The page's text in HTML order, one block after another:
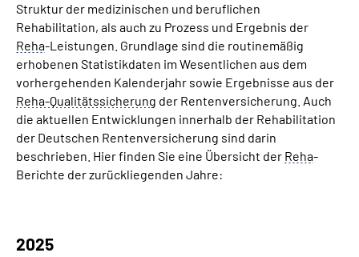
Language
Inhalte in Gebärdensprache (DGS)
Leichte Sprache
Mein Kundenportal
Struktur der medizinischen und beruflichen
Rehabilitation, als auch zu Prozess und Ergebnis der
Reha-Leistungen. Grundlage sind die routinemäßig
erhobenen Statistikdaten im Wesentlichen aus dem
vorhergehenden Kalenderjahr sowie Ergebnisse aus der
Reha-Qualitätssicherung der Rentenversicherung. Auch
die aktuellen Entwicklungen innerhalb der Rehabilitation
der Deutschen Rentenversicherung sind darin
beschrieben. Hier finden Sie eine Übersicht der Reha-
Berichte der zurückliegenden Jahre:
2025